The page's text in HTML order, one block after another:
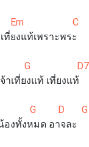
C
ยงแท้เพราะพระ
D7
ที่ยงแท้ เที่ยงแท้
D
งทั้งหมด อาจละ